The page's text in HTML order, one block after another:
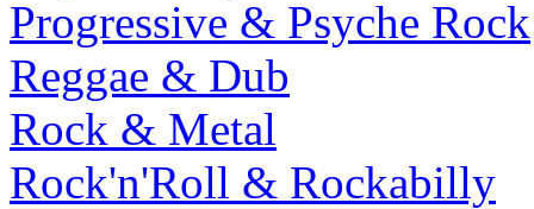
Progressive & Psyche Rock
Reggae & Dub
Rock & Metal
Rock'n'Roll & Rockabilly